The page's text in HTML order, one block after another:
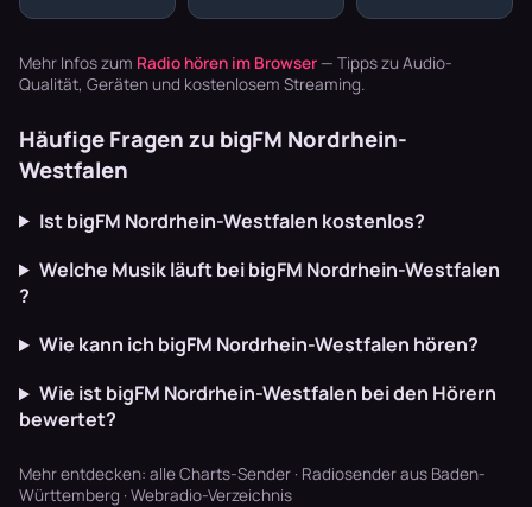
basteln? Radio
läuft dur…
Monroes
Bluegrass …
Sender im
Mehr Infos zum Radio hören im Browser — Tipps zu Audio-
Qualität, Geräten und kostenlosem Streaming.
Häufige Fragen zu bigFM Nordrhein-
Westfalen
Ist bigFM Nordrhein-Westfalen kostenlos?
Welche Musik läuft bei bigFM Nordrhein-Westfalen
?
Wie kann ich bigFM Nordrhein-Westfalen hören?
Wie ist bigFM Nordrhein-Westfalen bei den Hörern
bewertet?
Mehr entdecken: alle Charts-Sender · Radiosender aus Baden-
Württemberg · Webradio-Verzeichnis